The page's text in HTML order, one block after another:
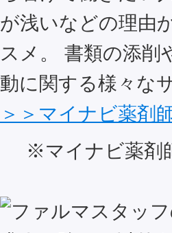
が浅いなどの理由
スメ。 書類の添削
動に関する様々な
＞＞マイナビ薬剤
※マイナビ薬剤